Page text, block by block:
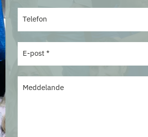
Telefon
E-post *
Meddelande